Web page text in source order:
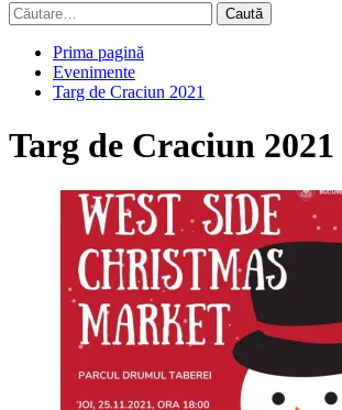
Caută
după:
Prima pagină
Evenimente
Targ de Craciun 2021
Targ de Craciun 2021